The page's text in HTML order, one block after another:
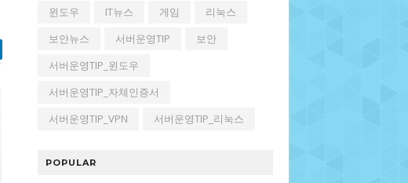
윈도우 IT뉴스 게임
리눅스
보안뉴스
서버운영TIP
보안
서버운영TIP_윈도우
서버운영TIP_자체인증서
서버운영TIP_VPN
서버운영TIP_리눅스
POPULAR